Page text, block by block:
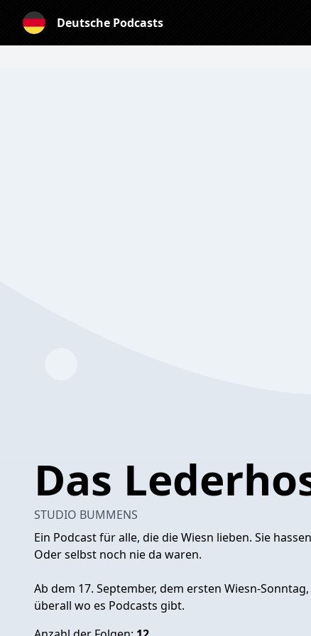
Deutsche Podcasts
Das
STUDIO BUMMENS
Ein Podcast für alle, die die Wiesn lieben. Sie
Oder selbst noch nie da waren.
Ab dem 17. September, dem ersten Wiesn-Sonntag,
überall wo es Podcasts gibt.